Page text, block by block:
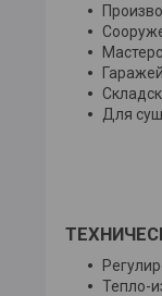
Для
Тепло-